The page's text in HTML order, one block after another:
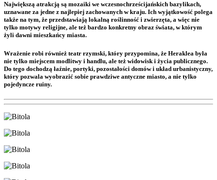
Największą atrakcją są mozaiki we wczesnochrześcijańskich bazylikach,
uznawane za jedne z najlepiej zachowanych w kraju. Ich wyjątkowość polega
także na tym, że przedstawiają lokalną roślinność i zwierzęta, a więc nie
tylko motywy religijne, ale też bardzo konkretny obraz świata, w którym
żyli dawni mieszkańcy miasta.
Wrażenie robi również teatr rzymski, który przypomina, że Heraklea była
nie tylko miejscem modlitwy i handlu, ale też widowisk i życia publicznego.
Do tego dochodzą łaźnie, portyki, pozostałości domów i układ urbanistyczny,
który pozwala wyobrazić sobie prawdziwe antyczne miasto, a nie tylko
pojedyncze ruiny.